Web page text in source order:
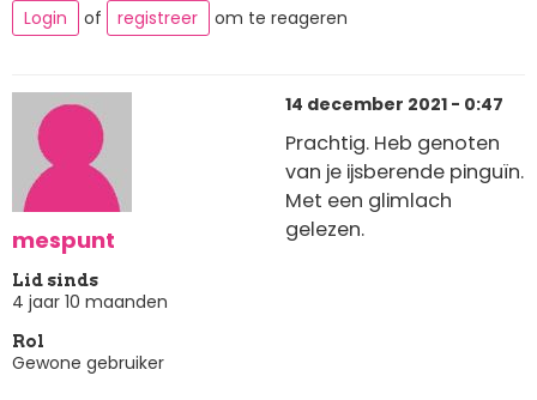
Login of registreer om te reageren
mespunt
Lid sinds
4 jaar 10 maanden
Rol
Gewone gebruiker
14 december 2021 - 0:47
Prachtig. Heb genoten
van je ijsberende pinguïn.
Met een glimlach
gelezen.